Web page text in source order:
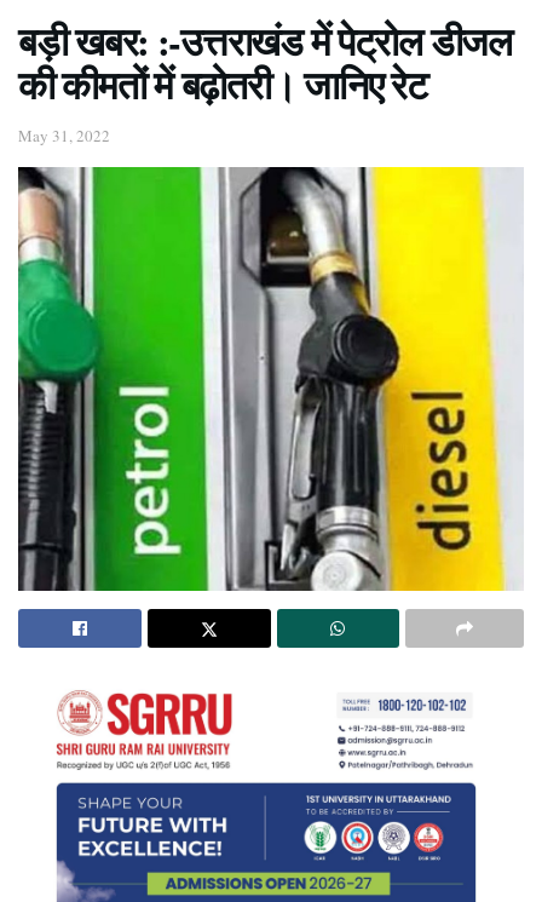
बड़ी खबर: :-उत्तराखंड में पेट्रोल डीजल
की कीमतों में बढ़ोतरी। जानिए रेट
May 31, 2022